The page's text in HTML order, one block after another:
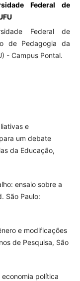
Federal de
Federal de
de Pedagogia da
- Campus Pontal.
e
um debate
da Educação,
ensaio sobre a
São Paulo:
e modificações
de Pesquisa, São
política